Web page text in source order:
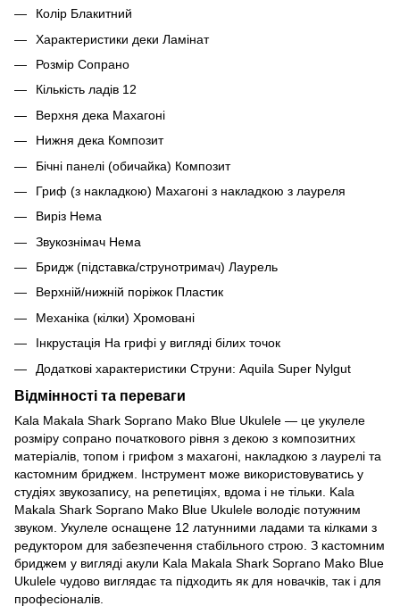
Колір Блакитний
Характеристики деки Ламінат
Розмір Сопрано
Кількість ладів 12
Верхня дека Махагоні
Нижня дека Композит
Бічні панелі (обичайка) Композит
Гриф (з накладкою) Махагоні з накладкою з лауреля
Виріз Нема
Звукознімач Нема
Бридж (підставка/струнотримач) Лаурель
Верхній/нижній поріжок Пластик
Механіка (кілки) Хромовані
Інкрустація На грифі у вигляді білих точок
Додаткові характеристики Струни: Aquila Super Nylgut
Відмінності та переваги
Kala Makala Shark Soprano Mako Blue Ukulele — це укулеле
розміру сопрано початкового рівня з декою з композитних
матеріалів, топом і грифом з махагоні, накладкою з лаурелі та
кастомним бриджем. Інструмент може використовуватись у
студіях звукозапису, на репетиціях, вдома і не тільки. Kala
Makala Shark Soprano Mako Blue Ukulele володіє потужним
звуком. Укулеле оснащене 12 латунними ладами та кілками з
редуктором для забезпечення стабільного строю. З кастомним
бриджем у вигляді акули Kala Makala Shark Soprano Mako Blue
Ukulele чудово виглядає та підходить як для новачків, так і для
професіоналів.